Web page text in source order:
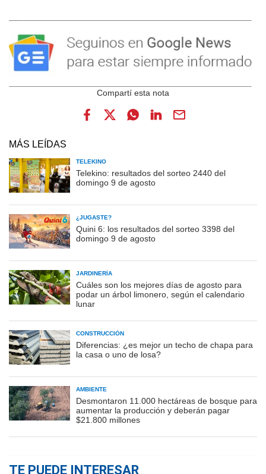
MÁS LEÍDAS
TELEKINO
Telekino: resultados del sorteo 2440 del
domingo 9 de agosto
¿JUGASTE?
Quini 6: los resultados del sorteo 3398 del
domingo 9 de agosto
JARDINERÍA
Cuáles son los mejores días de agosto para
podar un árbol limonero, según el calendario
lunar
CONSTRUCCIÓN
Diferencias: ¿es mejor un techo de chapa para
la casa o uno de losa?
AMBIENTE
Desmontaron 11.000 hectáreas de bosque para
aumentar la producción y deberán pagar
$21.800 millones
TE PUEDE INTERESAR